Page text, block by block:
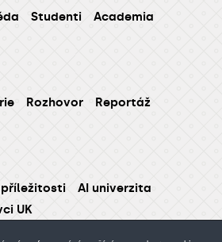
Studenti
Academia
Rozhovor
Reportáž
příležitosti
AI univerzita
UK